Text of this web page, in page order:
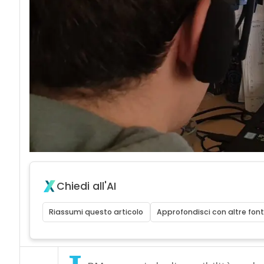
Chiedi all'AI
Riassumi questo articolo Approfondisci con altre